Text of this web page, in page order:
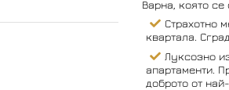
Варна, която се
Страхотно
квартала.
Луксозно
апартаменти.
доброто от